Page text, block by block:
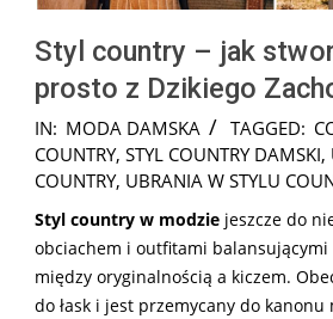
Styl country – jak
prosto z Dzikiego
2025-
08-
18
IN: MODA DAMSKA TAGGED:
COUNTRY, STYL COUNTRY DAMSKI,
COUNTRY, UBRANIA W STYLU
Styl country w modzie jeszcze do
obciachem i outfitami
między oryginalnością a kiczem.
do łask i jest przemycany do